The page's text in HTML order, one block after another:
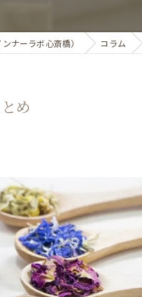
ナーラボ心斎橋） コラム
め